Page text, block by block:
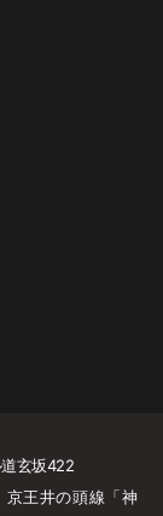
⽞坂422
京王井の頭線「神